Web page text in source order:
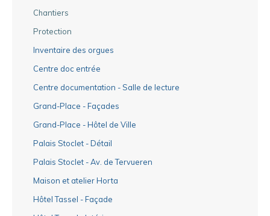
Chantiers
Protection
Inventaire des orgues
Centre doc entrée
Centre documentation - Salle de lecture
Grand-Place - Façades
Grand-Place - Hôtel de Ville
Palais Stoclet - Détail
Palais Stoclet - Av. de Tervueren
Maison et atelier Horta
Hôtel Tassel - Façade